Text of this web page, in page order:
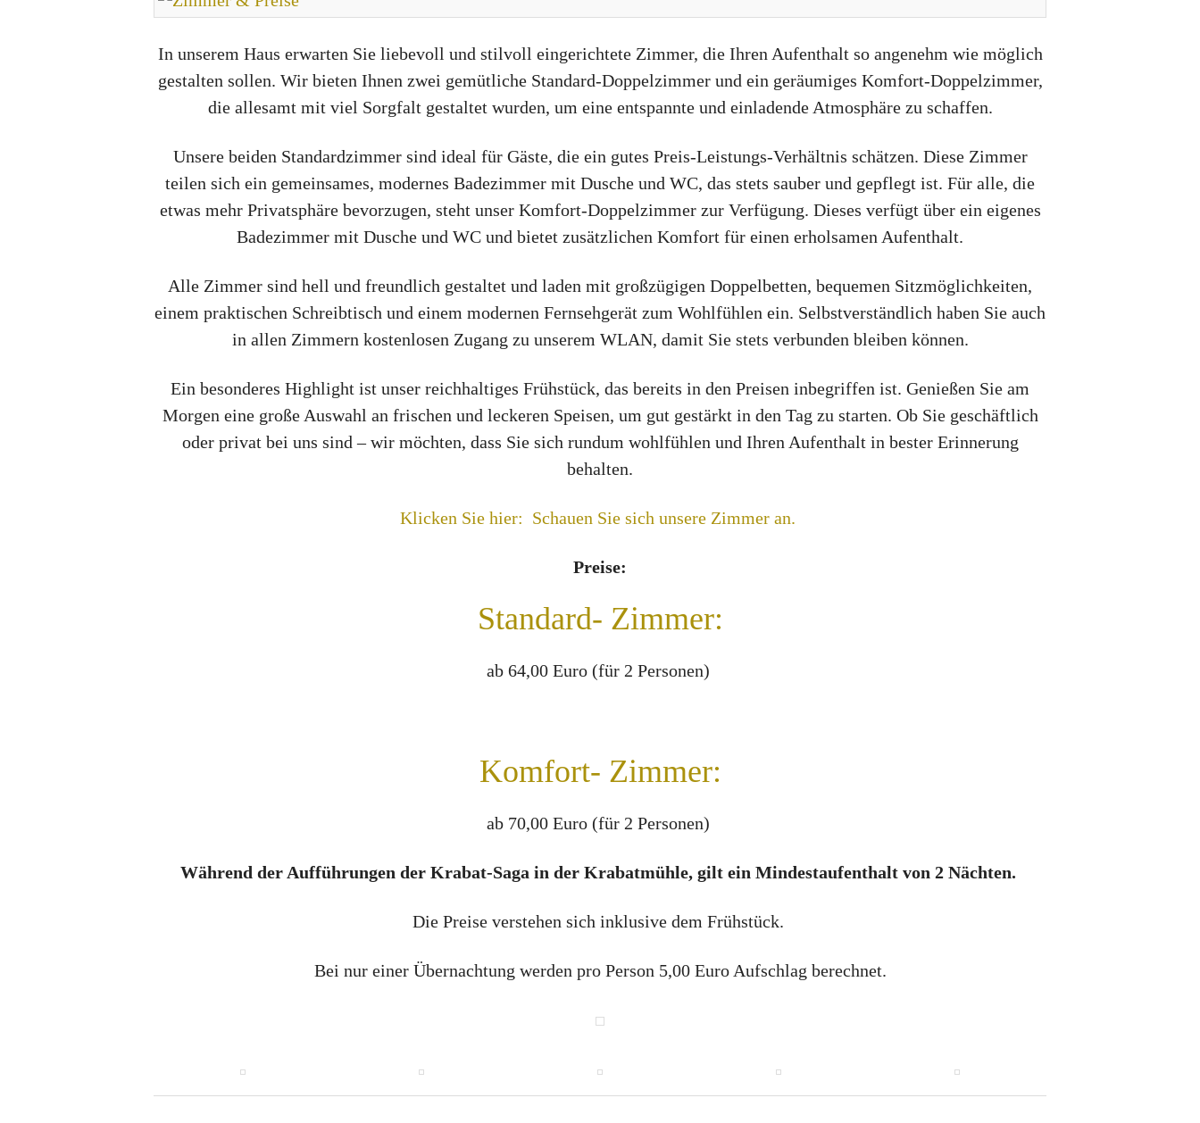
In unserem Haus erwarten Sie liebevoll und stilvoll eingerichtete Zimmer, die Ihren Aufenthalt so angenehm wie möglich
gestalten sollen. Wir bieten Ihnen zwei gemütliche Standard-Doppelzimmer und ein geräumiges Komfort-Doppelzimmer,
die allesamt mit viel Sorgfalt gestaltet wurden, um eine entspannte und einladende Atmosphäre zu schaffen.
Unsere beiden Standardzimmer sind ideal für Gäste, die ein gutes Preis-Leistungs-Verhältnis schätzen. Diese Zimmer
teilen sich ein gemeinsames, modernes Badezimmer mit Dusche und WC, das stets sauber und gepflegt ist. Für alle, die
etwas mehr Privatsphäre bevorzugen, steht unser Komfort-Doppelzimmer zur Verfügung. Dieses verfügt über ein eigenes
Badezimmer mit Dusche und WC und bietet zusätzlichen Komfort für einen erholsamen Aufenthalt.
Alle Zimmer sind hell und freundlich gestaltet und laden mit großzügigen Doppelbetten, bequemen Sitzmöglichkeiten,
einem praktischen Schreibtisch und einem modernen Fernsehgerät zum Wohlfühlen ein. Selbstverständlich haben Sie auch
in allen Zimmern kostenlosen Zugang zu unserem WLAN, damit Sie stets verbunden bleiben können.
Ein besonderes Highlight ist unser reichhaltiges Frühstück, das bereits in den Preisen inbegriffen ist. Genießen Sie am
Morgen eine große Auswahl an frischen und leckeren Speisen, um gut gestärkt in den Tag zu starten. Ob Sie geschäftlich
oder privat bei uns sind – wir möchten, dass Sie sich rundum wohlfühlen und Ihren Aufenthalt in bester Erinnerung
behalten.
Klicken Sie hier: Schauen Sie sich unsere Zimmer an.
Preise:
Standard- Zimmer:
ab 64,00 Euro (für 2 Personen)
Komfort- Zimmer:
ab 70,00 Euro (für 2 Personen)
Während der Aufführungen der Krabat-Saga in der Krabatmühle, gilt ein Mindestaufenthalt von 2 Nächten.
Die Preise verstehen sich inklusive dem Frühstück.
Bei nur einer Übernachtung werden pro Person 5,00 Euro Aufschlag berechnet.